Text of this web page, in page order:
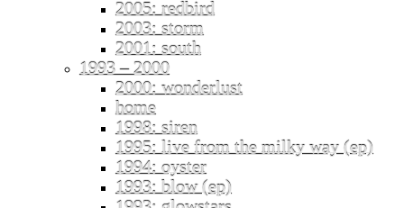
2005: redbird
2003: storm
2001: south
1993 – 2000
2000: wonderlust
home
1998: siren
1995: live from the milky way (ep)
1994: oyster
1993: blow (ep)